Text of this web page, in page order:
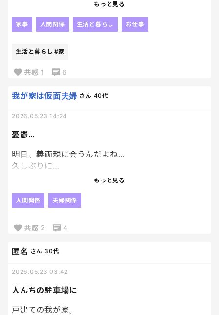
まあ、わかるけどさ。笑
毎日ちゃんと起きて、働いて、家のことやってるだけ
でも誰からも、ありがとうも言われんし
悲しい。
もっと見る
家事 人間関係 生活と暮らし お仕事
生活と暮らし #家
共感 1 6
憂鬱…
我が家は仮面夫婦 さん 40代
2026.05.23 14:24
明日、義両親に会うんだよね…
久しぶりに…
もっと見る
人間関係 夫婦関係
共感 2 4
人んちの駐車場に
匿名 さん 30代
2026.05.23 03:42
戸建ての我が家。